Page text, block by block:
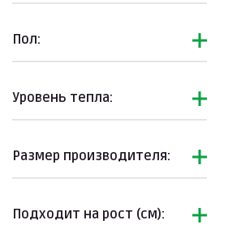
Пол:
Уровень тепла:
Размер производителя:
Подходит на рост (см):